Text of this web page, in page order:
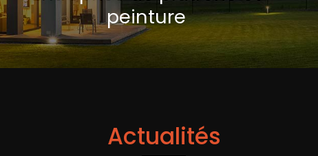
peinture
Actualités